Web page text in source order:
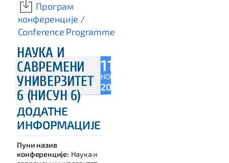
Програм
конференције /
Conference Programme
НАУКА И
САВРЕМЕНИ
УНИВЕРЗИТЕТ
6 (НИСУН 6)
11
НОВ
2016
ДОДАТНЕ
ИНФОРМАЦИЈЕ
Пуни назив
конференције: Наука и